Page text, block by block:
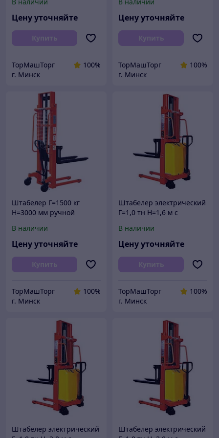
Цену уточняйте
Купить
ТорМашТорг
100%
г. Минск
Цену уточняйте
Купить
ТорМашТорг
100%
г. Минск
Штабелер Г=1500 кг
Н=3000 мм ручной
В наличии
Цену уточняйте
Купить
ТорМашТорг
100%
г. Минск
Штабелер электрический
Г=1,0 тн Н=1,6 м с
полуэлектрический
электроштабелер
В наличии
Цену уточняйте
Купить
ТорМашТорг
100%
г. Минск
Штабелер электрический
Штабелер электрический